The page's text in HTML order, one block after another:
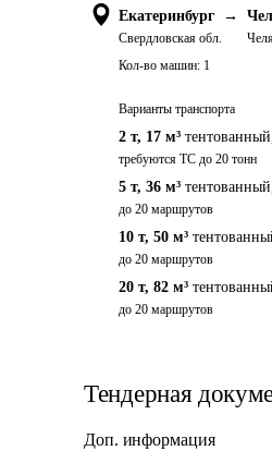
Екатеринбург →
Свердловская обл.
Кол-во машин: 1
Варианты транспорта
2 т, 17 м³
требуются ТС до 20 тонн
5 т, 36 м³
до 20 маршрутов
10 т, 50 м³
до 20 маршрутов
20 т, 82 м³
до 20 маршрутов
Тендерная
Доп. информация